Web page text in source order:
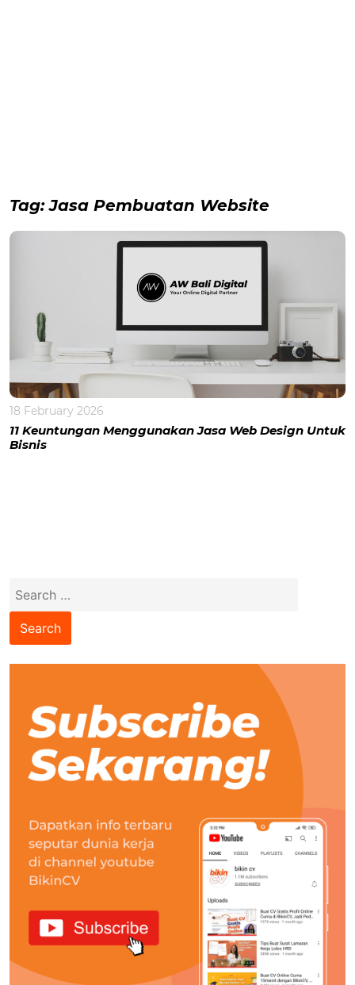
Tag:Jasa Pembuatan Website
18 February 2026
11 Keuntungan Menggunakan Jasa Web Design Untuk
Bisnis